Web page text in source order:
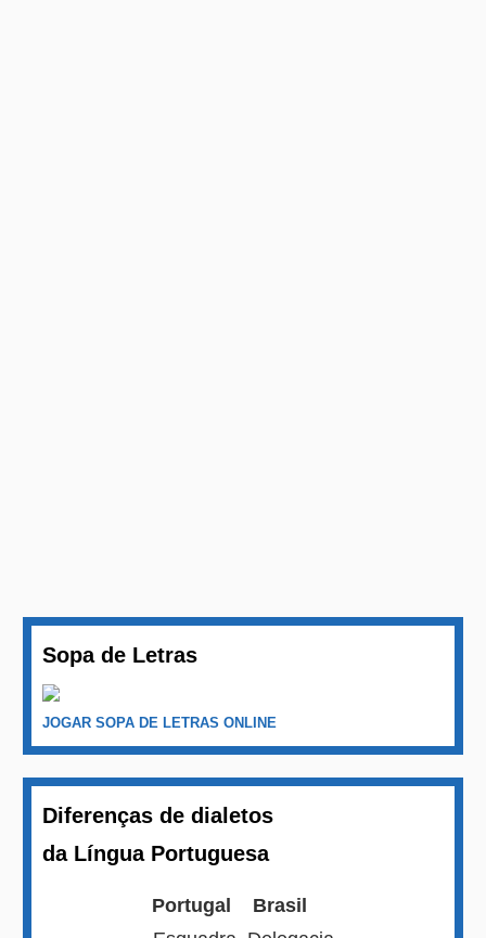
Sopa de Letras
JOGAR SOPA DE LETRAS ONLINE
Diferenças de dialetos
da Língua Portuguesa
Portugal
Brasil